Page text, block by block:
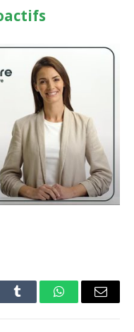
Tumblr WhatsAppEmail